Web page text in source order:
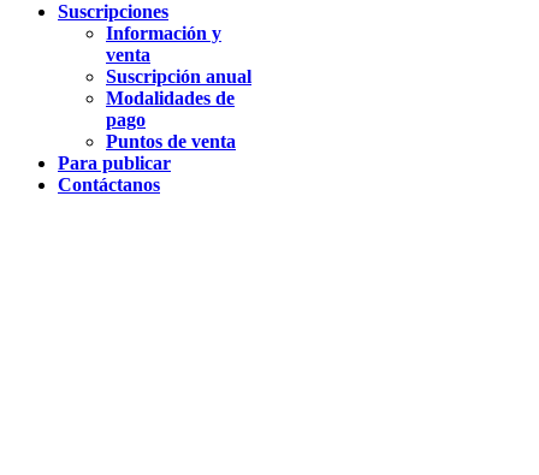
Suscripciones
Información y
venta
Suscripción anual
Modalidades de
pago
Puntos de venta
Para publicar
Contáctanos